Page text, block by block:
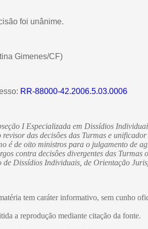
foi unânime.
Gimenes/CF)
RR-88000-42.2006.5.03.0006
I Especializada em Dissídios
revisor das decisôes das Turmas e
é de oito ministros para o julgamento de
contra decisôes divergentes das
de Dissídios Individuais, de Orientação
tem caráter informativo, sem cunho
a reprodução mediante citação da fonte.